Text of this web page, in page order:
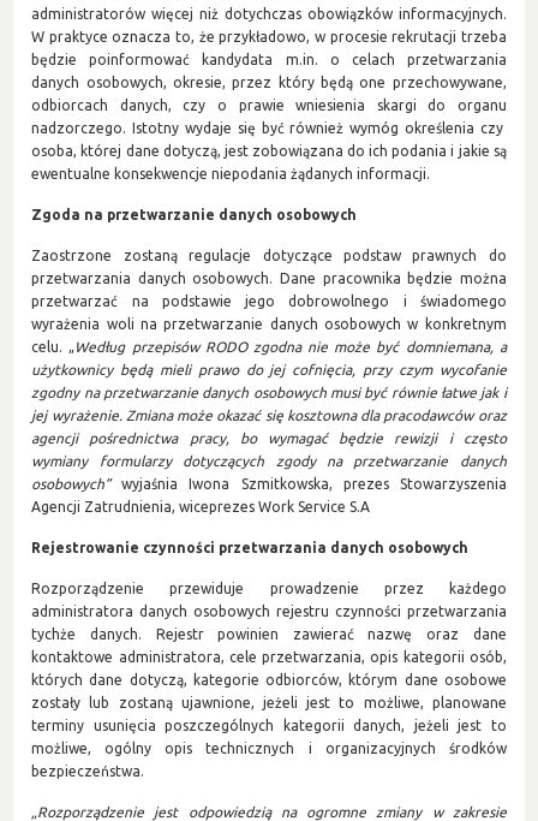
administratorów więcej niż dotychczas obowiązków informacyjnych.
W praktyce oznacza to, że przykładowo, w procesie rekrutacji trzeba
będzie poinformować kandydata m.in. o celach przetwarzania
danych osobowych, okresie, przez który będą one przechowywane,
odbiorcach danych, czy o prawie wniesienia skargi do organu
nadzorczego. Istotny wydaje się być również wymóg określenia czy
osoba, której dane dotyczą, jest zobowiązana do ich podania i jakie są
ewentualne konsekwencje niepodania żądanych informacji.
Zgoda na przetwarzanie danych osobowych
Zaostrzone zostaną regulacje dotyczące podstaw prawnych do
przetwarzania danych osobowych. Dane pracownika będzie można
przetwarzać na podstawie jego dobrowolnego i świadomego
wyrażenia woli na przetwarzanie danych osobowych w konkretnym
celu. „Według przepisów RODO zgodna nie może być domniemana, a
użytkownicy będą mieli prawo do jej cofnięcia, przy czym wycofanie
zgodny na przetwarzanie danych osobowych musi być równie łatwe jak i
jej wyrażenie. Zmiana może okazać się kosztowna dla pracodawców oraz
agencji pośrednictwa pracy, bo wymagać będzie rewizji i często
wymiany formularzy dotyczących zgody na przetwarzanie danych
osobowych”wyjaśnia Iwona Szmitkowska, prezes Stowarzyszenia
Agencji Zatrudnienia, wiceprezes Work Service S.A
Rejestrowanie czynności przetwarzania danych osobowych
Rozporządzenie przewiduje prowadzenie przez każdego
administratora danych osobowych rejestru czynności przetwarzania
tychże danych. Rejestr powinien zawierać nazwę oraz dane
kontaktowe administratora, cele przetwarzania, opis kategorii osób,
których dane dotyczą, kategorie odbiorców, którym dane osobowe
zostały lub zostaną ujawnione, jeżeli jest to możliwe, planowane
terminy usunięcia poszczególnych kategorii danych, jeżeli jest to
możliwe, ogólny opis technicznych i organizacyjnych środków
bezpieczeństwa.
„Rozporządzenie jest odpowiedzią na ogromne zmiany w zakresie